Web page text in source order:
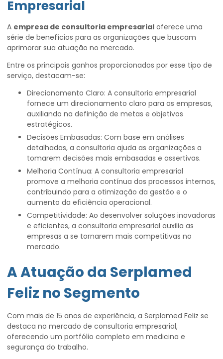
Empresarial
A empresa de consultoria empresarial oferece uma
série de benefícios para as organizações que buscam
aprimorar sua atuação no mercado.
Entre os principais ganhos proporcionados por esse tipo de
serviço, destacam-se:
Direcionamento Claro: A consultoria empresarial
fornece um direcionamento claro para as empresas,
auxiliando na definição de metas e objetivos
estratégicos.
Decisões Embasadas: Com base em análises
detalhadas, a consultoria ajuda as organizações a
tomarem decisões mais embasadas e assertivas.
Melhoria Contínua: A consultoria empresarial
promove a melhoria contínua dos processos internos,
contribuindo para a otimização da gestão e o
aumento da eficiência operacional.
Competitividade: Ao desenvolver soluções inovadoras
e eficientes, a consultoria empresarial auxilia as
empresas a se tornarem mais competitivas no
mercado.
A Atuação da Serplamed
Feliz no Segmento
Com mais de 15 anos de experiência, a Serplamed Feliz se
destaca no mercado de consultoria empresarial,
oferecendo um portfólio completo em medicina e
segurança do trabalho.